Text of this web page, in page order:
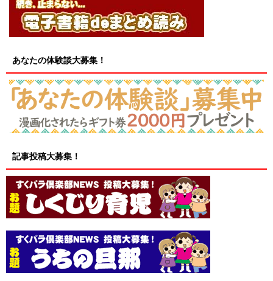
あなたの体験談大募集！
記事投稿大募集！